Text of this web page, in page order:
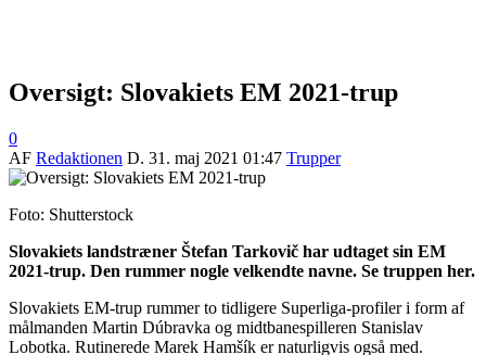
Oversigt: Slovakiets EM 2021-trup
0
AF Redaktionen D. 31. maj 2021 01:47 Trupper
Foto: Shutterstock
Slovakiets landstræner Štefan Tarkovič har udtaget sin EM
2021-trup. Den rummer nogle velkendte navne. Se truppen her.
Slovakiets EM-trup rummer to tidligere Superliga-profiler i form af
målmanden Martin Dúbravka og midtbanespilleren Stanislav
Lobotka. Rutinerede Marek Hamšík er naturligvis også med.